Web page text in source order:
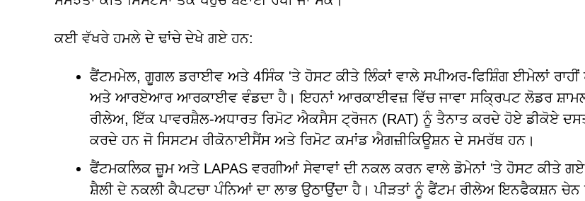
ਕਈ ਵੱਖਰੇ ਹਮਲੇ ਦੇ ਢਾਂਚੇ ਦੇਖੇ ਗਏ ਹਨ:
ਫੈਂਟਮਮੇਲ, ਗੂਗਲ ਡਰਾਈਵ ਅਤੇ 4ਸਿੰਕ 'ਤੇ ਹੋਸਟ ਕੀਤੇ ਲਿੰਕਾਂ ਵਾਲੇ ਸਪੀਅਰ-ਫਿਸ਼ਿੰਗ ਈਮੇਲਾਂ ਰਾਹੀਂ
ਅਤੇ ਆਰਏਆਰ ਆਰਕਾਈਵ ਵੰਡਦਾ ਹੈ। ਇਹਨਾਂ ਆਰਕਾਈਵਜ਼ ਵਿੱਚ ਜਾਵਾ ਸਕ੍ਰਿਪਟ ਲੋਡਰ
ਰੀਲੇਅ, ਇੱਕ ਪਾਵਰਸ਼ੈਲ-ਅਧਾਰਤ ਰਿਮੋਟ ਐਕਸੈਸ ਟ੍ਰੋਜਨ (RAT) ਨੂੰ ਤੈਨਾਤ ਕਰਦੇ ਹੋਏ ਡੀਕੋਏ
ਕਰਦੇ ਹਨ ਜੋ ਸਿਸਟਮ ਰੀਕੋਨਾਈਸੈਂਸ ਅਤੇ ਰਿਮੋਟ ਕਮਾਂਡ ਐਗਜ਼ੀਕਿਊਸ਼ਨ ਦੇ ਸਮਰੱਥ ਹਨ।
ਫੈਂਟਮਕਲਿਕ ਜ਼ੂਮ ਅਤੇ LAPAS ਵਰਗੀਆਂ ਸੇਵਾਵਾਂ ਦੀ ਨਕਲ ਕਰਨ ਵਾਲੇ ਡੋਮੇਨਾਂ 'ਤੇ ਹੋਸਟ ਕੀਤੇ
ਸ਼ੈਲੀ ਦੇ ਨਕਲੀ ਕੈਪਟਚਾ ਪੰਨਿਆਂ ਦਾ ਲਾਭ ਉਠਾਉਂਦਾ ਹੈ। ਪੀੜਤਾਂ ਨੂੰ ਫੈਂਟਮ ਰੀਲੇਅ ਇਨਫੈਕਸ਼ਨ ਚੇਨ